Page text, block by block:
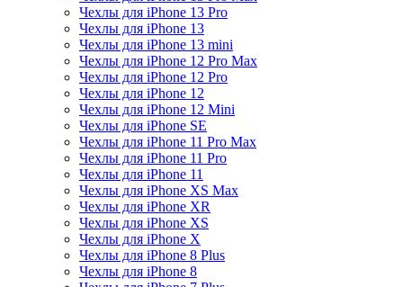
Чехлы для iPhone 13 Pro
Чехлы для iPhone 13
Чехлы для iPhone 13 mini
Чехлы для iPhone 12 Pro Max
Чехлы для iPhone 12 Pro
Чехлы для iPhone 12
Чехлы для iPhone 12 Mini
Чехлы для iPhone SE
Чехлы для iPhone 11 Pro Max
Чехлы для iPhone 11 Pro
Чехлы для iPhone 11
Чехлы для iPhone XS Max
Чехлы для iPhone XR
Чехлы для iPhone XS
Чехлы для iPhone X
Чехлы для iPhone 8 Plus
Чехлы для iPhone 8